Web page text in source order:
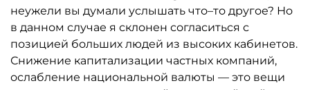
неужели вы думали услышать что–то другое? Но
в данном случае я склонен согласиться с
позицией больших людей из высоких кабинетов.
Снижение капитализации частных компаний,
ослабление национальной валюты — это вещи